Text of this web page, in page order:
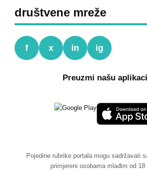
društvene mreže
f x in ig
Preuzmi našu
Pojedine rubrike portala mogu sadržavati
primjereni osobama mlađim od 18